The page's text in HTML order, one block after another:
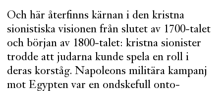
Och här återfinns kärnan i den kristna
sionistiska visionen från slutet av 1700-talet
och början av 1800-talet: kristna sionister
trodde att judarna kunde spela en roll i
deras korståg. Napoleons militära kampanj
mot Egypten var en ondskefull onto-